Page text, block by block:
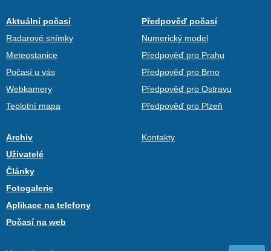
Aktuální počasí
Radarové snímky
Meteostanice
Počasí u vás
Webkamery
Teplotní mapa
Předpověď počasí
Numerický model
Předpověď pro Prahu
Předpověď pro Brno
Předpověď pro Ostravu
Předpověď pro Plzeň
Archiv
Uživatelé
Články
Fotogalerie
Aplikace na telefony
Počasí na web
Kontakty